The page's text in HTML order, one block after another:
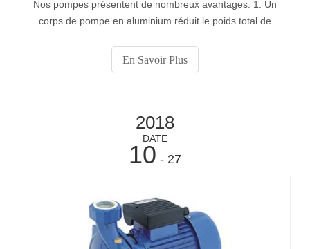
Nos pompes présentent de nombreux avantages: 1. Un
corps de pompe en aluminium réduit le poids total de
En Savoir Plus
2018
DATE
10 - 27